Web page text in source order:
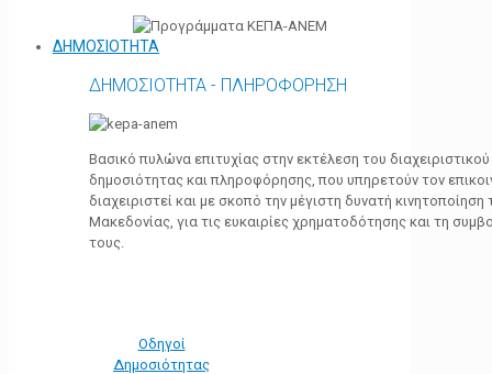
ΔΗΜΟΣΙΟΤΗΤΑ
ΔΗΜΟΣΙΟΤΗΤΑ - ΠΛΗΡΟΦΟΡΗΣΗ
Βασικό πυλώνα επιτυχίας στην εκτέλεση του
δημοσιότητας και πληροφόρησης, που υπηρετούν τον
διαχειριστεί και με σκοπό την μέγιστη δυνατή
Μακεδονίας, για τις ευκαιρίες χρηματοδότησης και τη
τους.
Οδηγοί
Δημοσιότητας